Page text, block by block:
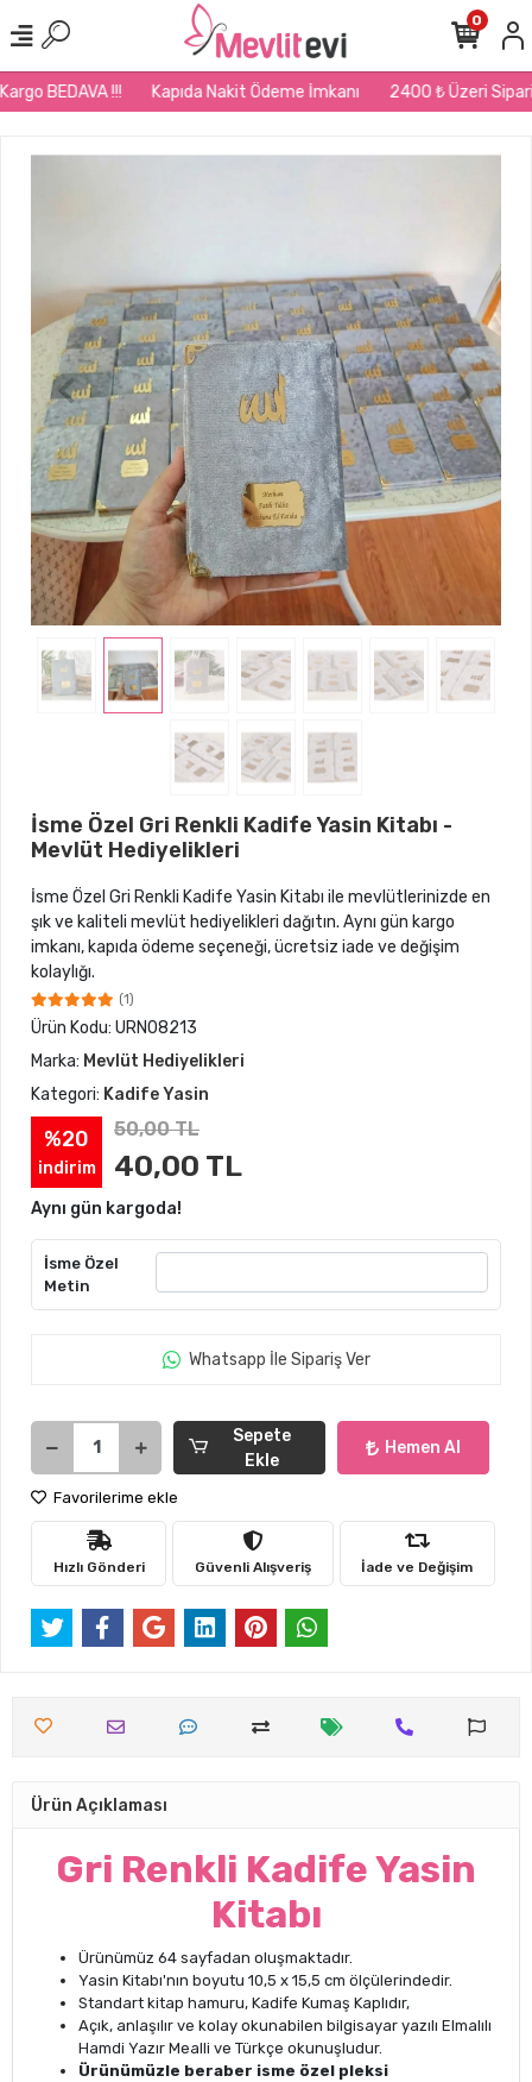
BEDAVA !!! Kapıda Nakit Ödeme İmkanı 2400 ₺ Üzeri
0
İsme Özel Gri Renkli Kadife Yasin Kitabı -
Mevlüt Hediyelikleri
İsme Özel Gri Renkli Kadife Yasin Kitabı ile mevlütlerinizde en
şık ve kaliteli mevlüt hediyelikleri dağıtın. Aynı gün kargo
imkanı, kapıda ödeme seçeneği, ücretsiz iade ve değişim
kolaylığı.
(1)
Ürün Kodu: URN08213
Marka: Mevlüt Hediyelikleri
Kategori: Kadife Yasin
%20
indirim
50,00 TL
40,00 TL
Aynı gün kargoda!
İsme Özel
Metin
Whatsapp İle Sipariş Ver
Sepete
Ekle
Hemen Al
Favorilerime ekle
Hızlı Gönderi Güvenli Alışveriş İade ve Değişim
Ürün Açıklaması
Gri Renkli Kadife Yasin
Kitabı
Ürünümüz 64 sayfadan oluşmaktadır.
Yasin Kitabı'nın boyutu 10,5 x 15,5 cm ölçülerindedir.
Standart kitap hamuru, Kadife Kumaş Kaplıdır,
Açık, anlaşılır ve kolay okunabilen bilgisayar yazılı Elmalılı
Hamdi Yazır Mealli ve Türkçe okunuşludur.
Ürünümüzle beraber isme özel pleksi